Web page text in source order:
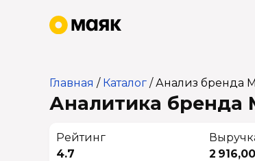
Главная / Каталог /Анализ бренда
Аналитика бренда
Рейтинг
4.7
2